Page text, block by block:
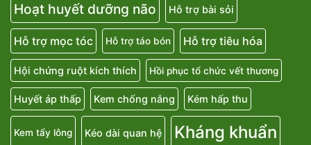
Hoạt huyết dưỡng não Hỗ trợ bài sỏi
Hỗ trợ mọc tóc Hỗ trợ táo bón Hỗ trợ tiêu hóa
Hội chứng ruột kích thích Hồi phục tổ chức vết thương
Huyết áp thấp Kem chống nắng Kém hấp thu
Kem tẩy lông Kéo dài quan hệ Kháng khuẩn